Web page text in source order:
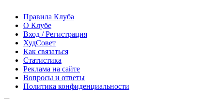
Правила Клуба
О Клубе
Вход / Регистрация
ХудСовет
Как связаться
Статистика
Реклама на сайте
Вопросы и ответы
Политика конфиденциальности